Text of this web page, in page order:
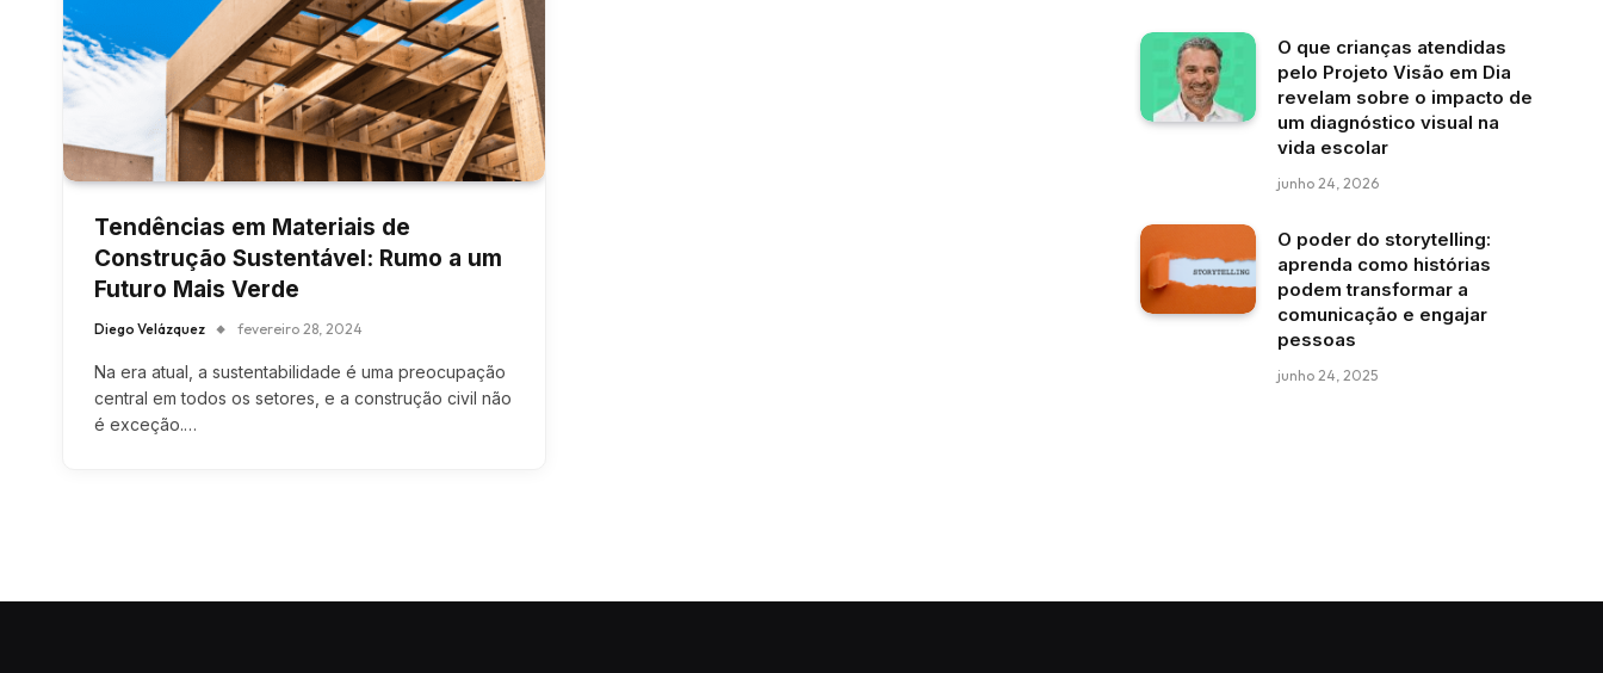
Tendências em Materiais de
Construção Sustentável: Rumo a um
Futuro Mais Verde
Diego Velázquez fevereiro 28, 2024
Na era atual, a sustentabilidade é uma preocupação
central em todos os setores, e a construção civil não
é exceção.…
O que crianças atendidas
pelo Projeto Visão em Dia
revelam sobre o impacto de
um diagnóstico visual na
vida escolar
junho 24, 2026
O poder do storytelling:
aprenda como histórias
podem transformar a
comunicação e engajar
pessoas
junho 24, 2025